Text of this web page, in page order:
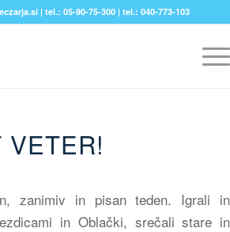
| tel.: 05-90-75-300 | tel.: 040-773-103
VETER!
zanimiv in pisan teden. Igrali in
in Oblački, srečali stare in